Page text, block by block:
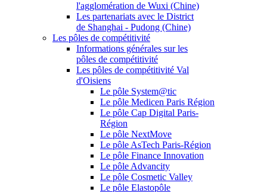
l'agglomération de Wuxi (Chine)
Les partenariats avec le District
de Shanghai - Pudong (Chine)
Les pôles de compétitivité
Informations générales sur les
pôles de compétitivité
Les pôles de compétitivité Val
d'Oisiens
Le pôle System@tic
Le pôle Medicen Paris Région
Le pôle Cap Digital Paris-
Région
Le pôle NextMove
Le pôle AsTech Paris-Région
Le pôle Finance Innovation
Le pôle Advancity
Le pôle Cosmetic Valley
Le pôle Elastopôle